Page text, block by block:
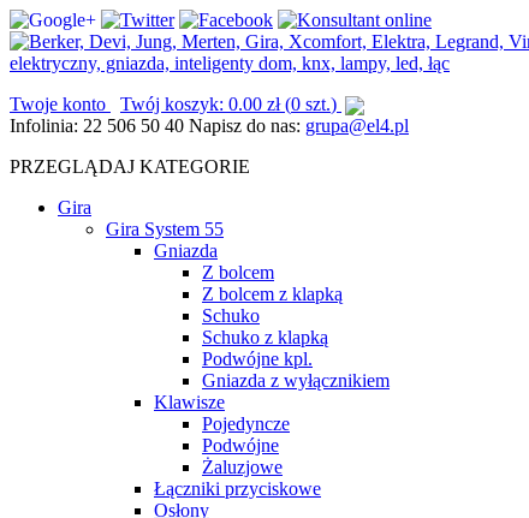
Twoje konto Twój koszyk: 0.00 zł(0 szt.)
Infolinia: 22 506 50 40 Napisz do nas: grupa@el4.pl
PRZEGLĄDAJ KATEGORIE
Gira
Gira System 55
Gniazda
Z bolcem
Z bolcem z klapką
Schuko
Schuko z klapką
Podwójne kpl.
Gniazda z wyłącznikiem
Klawisze
Pojedyncze
Podwójne
Żaluzjowe
Łączniki przyciskowe
Osłony